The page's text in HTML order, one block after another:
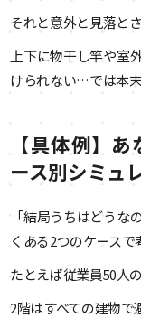
それと意外と見落と
上下に物干し竿や室
けられない…では本
【具体例】
ース別シミュ
「結局うちはどうな
くある2つのケースで
たとえば従業員50人
2階はすべての建物で